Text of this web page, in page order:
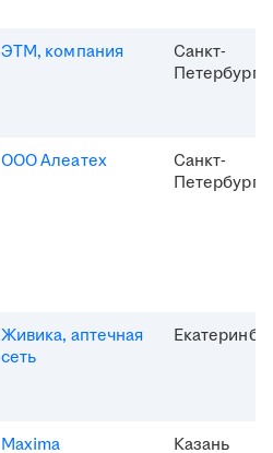
ЭТМ, компания
Санкт-
Петербург
ООО Алеатех
Санкт-
Петербург
Живика, аптечная
сеть
Maxima Казань